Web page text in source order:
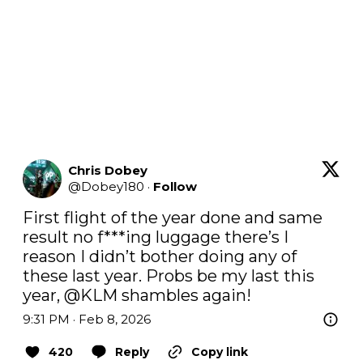
Chris Dobey
@Dobey180 · Follow
First flight of the year done and same
result no f***ing luggage there’s I
reason I didn’t bother doing any of
these last year. Probs be my last this
year, @KLM shambles again!
9:31 PM · Feb 8, 2026
420 Reply
Copy link